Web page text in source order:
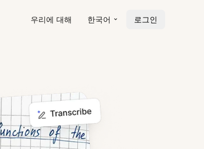
우리에 대해 한국어 로그인